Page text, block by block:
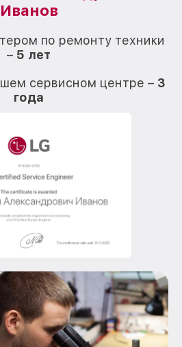
Иванов
по ремонту техники
– 5 лет
сервисном центре – 3
года